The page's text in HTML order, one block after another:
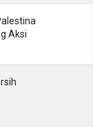
Aksi